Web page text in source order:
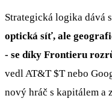
Strategická logika dává
optická síť, ale
- se díky Frontieru
vedl AT&T$Tnebo
nový hráč s kapitálem a